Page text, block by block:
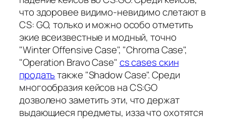
что здоровее видимо-невидимо слетают в
CS: GO, только и можно особо отметить
экие всеизвестные и модный, точно
"Winter Offensive Case", "Chroma Case",
"Operation Bravo Case" cs cases скин
продатьтакже "Shadow Case". Среди
многообразия кейсов на CS:GO
дозволено заметить эти, что держат
выдающиеся предметы, изза что охотятся